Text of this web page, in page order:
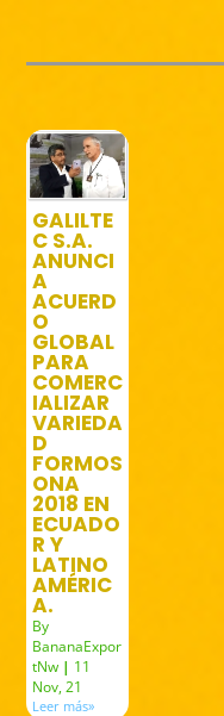
GALILTE
C S.A.
ANUNCI
A
ACUERD
O
GLOBAL
PARA
COMERC
IALIZAR
VARIEDA
D
FORMOS
ONA
2018 EN
ECUADO
R Y
LATINO
AMÉRIC
A.
By
BananaExpor
tNw | 11
Nov, 21
Leer más»